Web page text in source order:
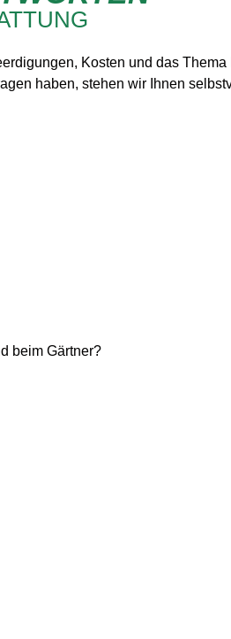
Kosten und das
haben, stehen wir Ihnen
beim Gärtner?